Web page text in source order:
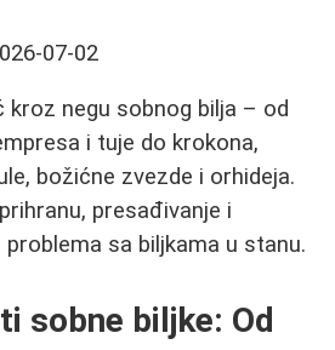
07-02
kroz negu sobnog bilja – od
i tuje do krokona,
božićne zvezde i orhideja.
presađivanje i
sa biljkama u stanu.
sobne biljke: Od